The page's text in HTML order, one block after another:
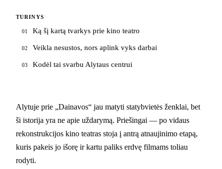
TURINYS
01 Ką šį kartą tvarkys prie kino teatro
02 Veikla nesustos, nors aplink vyks darbai
03 Kodėl tai svarbu Alytaus centrui
Alytuje prie „Dainavos“ jau matyti statybvietės ženklai, bet
ši istorija yra ne apie uždarymą. Priešingai — po vidaus
rekonstrukcijos kino teatras stoja į antrą atnaujinimo etapą,
kuris pakeis jo išorę ir kartu paliks erdvę filmams toliau
rodyti.